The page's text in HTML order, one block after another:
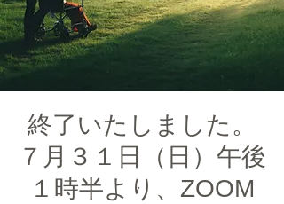
終了いたしました。
７月３１日（日）午後
１時半より、ZOOM